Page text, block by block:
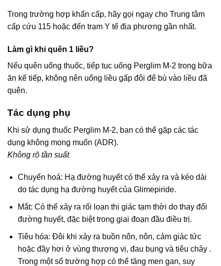
Trong trường hợp khẩn cấp, hãy gọi ngay cho Trung tâm
cấp cứu 115 hoặc đến trạm Y tế địa phương gần nhất.
Làm gì khi quên 1 liều?
Nếu quên uống thuốc, tiếp tục uống Perglim M-2 trong bữa
ăn kế tiếp, không nên uống liều gấp đôi để bù vào liều đã
quên.
Tác dụng phụ
Khi sử dụng thuốc Perglim M-2, bạn có thể gặp các tác
dụng không mong muốn (ADR).
Không rõ tần suất
Chuyển hoá: Hạ đường huyết có thể xảy ra và kéo dài
do tác dụng hạ đường huyết của Glimepiride.
Mắt: Có thể xảy ra rối loạn thị giác tạm thời do thay đổi
đường huyết, đặc biệt trong giai đoạn đầu điều trị.
Tiêu hóa: Đôi khi xảy ra buồn nôn, nôn, cảm giác tức
hoặc đầy hơi ở vùng thượng vị, đau bụng và tiêu chảy .
Trong một số trường hợp có thể tăng men gan, suy